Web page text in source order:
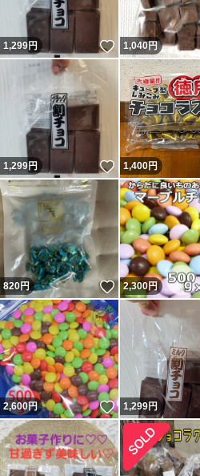
1,299円 いいね！
1,040円
1,299円 いいね！
1,400円
820円 いいね！
2,300円
2,600円 いいね！
1,299円